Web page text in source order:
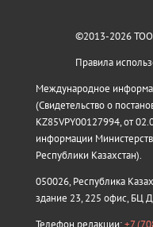
©2013-2026 ТОО
Правила
Международное
(Свидетельство о
KZ85VPY00127994, от
информации
Республики Казахстан).
050026, Республика
здание 23, 225 офис, БЦ
Телефон редакции:+7